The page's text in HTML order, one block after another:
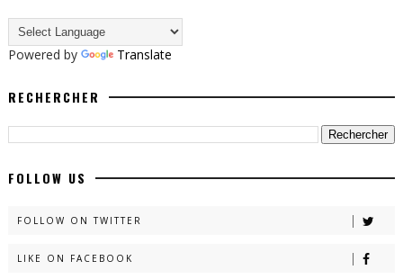
Powered by Translate
RECHERCHER
FOLLOW US
FOLLOW ON TWITTER
LIKE ON FACEBOOK